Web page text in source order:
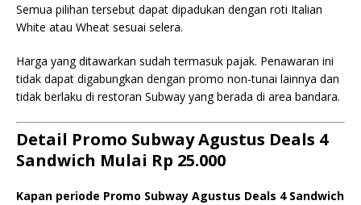
Semua pilihan tersebut dapat dipadukan dengan roti Italian
White atau Wheat sesuai selera.
Harga yang ditawarkan sudah termasuk pajak. Penawaran ini
tidak dapat digabungkan dengan promo non-tunai lainnya dan
tidak berlaku di restoran Subway yang berada di area bandara.
Detail Promo Subway Agustus Deals 4
Sandwich Mulai Rp 25.000
Kapan periode Promo Subway Agustus Deals 4 Sandwich